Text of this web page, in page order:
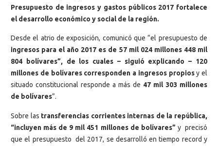
Presupuesto de ingresos y gastos públicos 2017 fortalece
el desarrollo económico y social de la región.
Desde el atrio de exposición, comunicó que “el presupuesto de
ingresos para el año 2017 es de 57 mil 024 millones 448 mil
804 bolívares”, de los cuales – siguió explicando – 120
millones de bolívares corresponden a ingresos propiosy el
situado constitucional responde a más de 47 mil 303 millones
de bolívares”.
Sobre las transferencias corrientes internas de la república,
“incluyen más de 9 mil 451 millones de bolívares” y precisó
que el presupuesto del 2017, se desarrolló en tiempo record y